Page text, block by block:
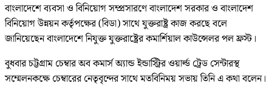
বাংলাদেশে ব্যবসা ও বিনিয়োগ সম্প্রসারণে বাংলাদেশ সরকার ও বাংলাদেশ
বিনিয়োগ উন্নয়ন কর্তৃপক্ষের (বিডা) সাথে যুক্তরাষ্ট্র কাজ করছে বলে
জানিয়েছেন বাংলাদেশে নিযুক্ত যুক্তরাষ্ট্রের কমার্শিয়াল কাউন্সেলর পল ফ্রস্ট।
বুধবার চট্টগ্রাম চেম্বার অব কমার্স অ্যান্ড ইন্ডাস্ট্রির ওয়ার্ল্ড ট্রেড সেন্টারস্থ
সম্মেলনকক্ষে চেম্বারের নেতৃবৃন্দের সাথে মতবিনিময় সভায় তিনি এ কথা বলেন।